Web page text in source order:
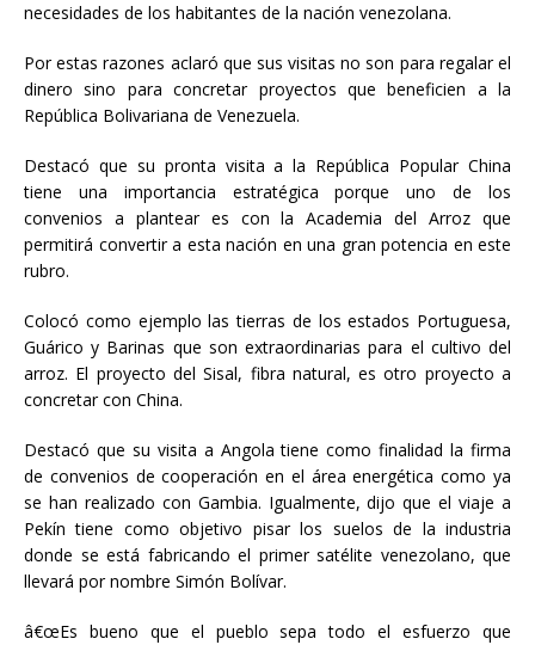
necesidades de los habitantes de la nación venezolana.
Por estas razones aclaró que sus visitas no son para regalar el
dinero sino para concretar proyectos que beneficien a la
República Bolivariana de Venezuela.
Destacó que su pronta visita a la República Popular China
tiene una importancia estratégica porque uno de los
convenios a plantear es con la Academia del Arroz que
permitirá convertir a esta nación en una gran potencia en este
rubro.
Colocó como ejemplo las tierras de los estados Portuguesa,
Guárico y Barinas que son extraordinarias para el cultivo del
arroz. El proyecto del Sisal, fibra natural, es otro proyecto a
concretar con China.
Destacó que su visita a Angola tiene como finalidad la firma
de convenios de cooperación en el área energética como ya
se han realizado con Gambia. Igualmente, dijo que el viaje a
Pekín tiene como objetivo pisar los suelos de la industria
donde se está fabricando el primer satélite venezolano, que
llevará por nombre Simón Bolívar.
â€œEs bueno que el pueblo sepa todo el esfuerzo que